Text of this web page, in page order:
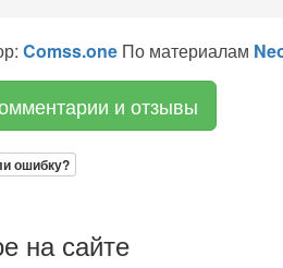
Comss.one По материалам
и отзывы
ошибку?
на сайте